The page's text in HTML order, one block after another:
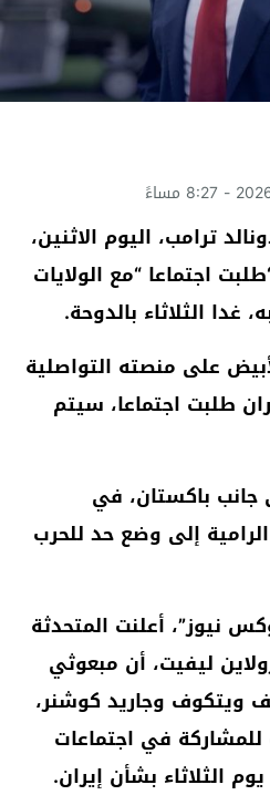
ترامب، اليوم الاثنين،
اجتماعا “مع الولايات
غدا الثلاثاء بالدوحة.
على منصته التواصلية
طلبت اجتماعا، سيتم
باكستان، في
الرامية إلى وضع حد للحرب
نيوز”، أعلنت المتحدثة
ليفيت، أن مبعوثي
ويتكوف وجاريد كوشنر،
في اجتماعات
الثلاثاء بشأن إيران.